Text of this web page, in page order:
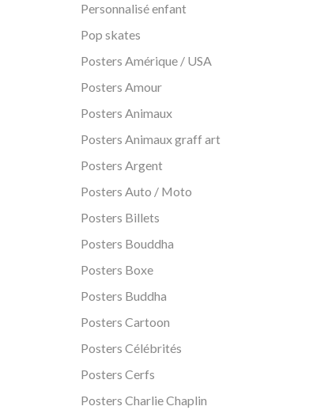
Personnalisé enfant
Pop skates
Posters Amérique / USA
Posters Amour
Posters Animaux
Posters Animaux graff art
Posters Argent
Posters Auto / Moto
Posters Billets
Posters Bouddha
Posters Boxe
Posters Buddha
Posters Cartoon
Posters Célébrités
Posters Cerfs
Posters Charlie Chaplin